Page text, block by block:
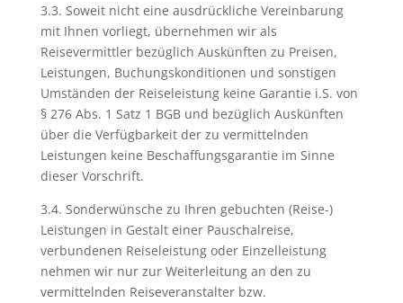
3.3. Soweit nicht eine ausdrückliche Vereinbarung
mit Ihnen vorliegt, übernehmen wir als
Reisevermittler bezüglich Auskünften zu Preisen,
Leistungen, Buchungskonditionen und sonstigen
Umständen der Reiseleistung keine Garantie i.S. von
§ 276 Abs. 1 Satz 1 BGB und bezüglich Auskünften
über die Verfügbarkeit der zu vermittelnden
Leistungen keine Beschaffungsgarantie im Sinne
dieser Vorschrift.
3.4. Sonderwünsche zu Ihren gebuchten (Reise-)
Leistungen in Gestalt einer Pauschalreise,
verbundenen Reiseleistung oder Einzelleistung
nehmen wir nur zur Weiterleitung an den zu
vermittelnden Reiseveranstalter bzw.